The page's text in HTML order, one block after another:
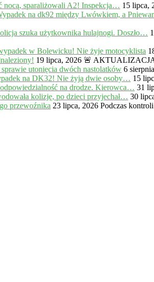
nocą, sparaliżowali A2! Inspekcja… 15 lipca,
na dk92 między Lwówkiem, a
szuka użytkownika hulajnogi. Doszło…
w Bolewicku! Nie żyje motocyklista
19 lipca, 2026 🚨 AKTUALIZACJA:
utonięcia dwóch nastolatków 6
na DK32! Nie żyją dwie osoby… 15
na drodze. Kierowca… 31
kolizję, po dzieci przyjechał… 30
przewoźnika 23 lipca, 2026 Podczas